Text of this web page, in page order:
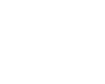
рамка 900х600мм,